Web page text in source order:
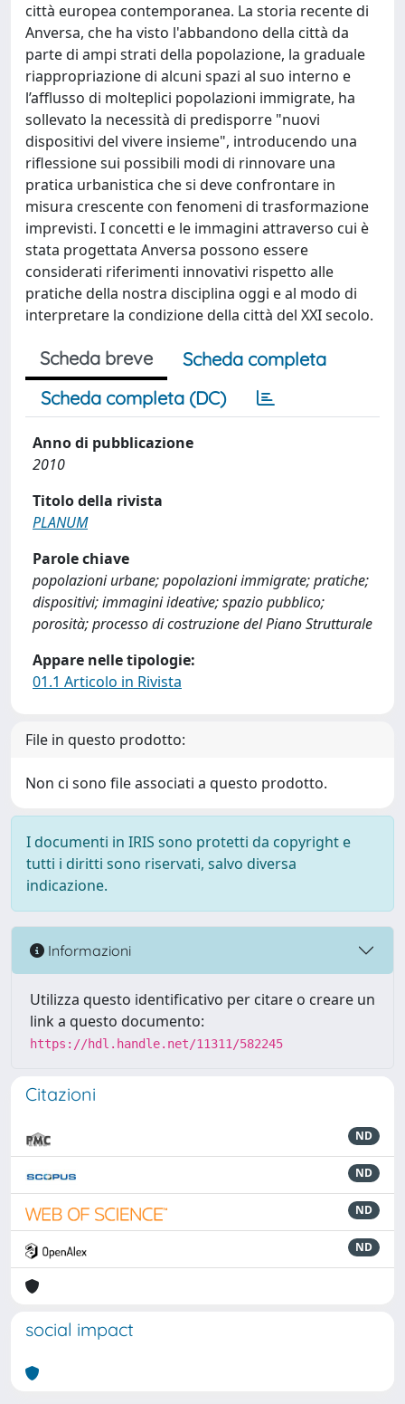
città europea contemporanea. La storia recente di
Anversa, che ha visto l'abbandono della città da
parte di ampi strati della popolazione, la graduale
riappropriazione di alcuni spazi al suo interno e
l’afflusso di molteplici popolazioni immigrate, ha
sollevato la necessità di predisporre "nuovi
dispositivi del vivere insieme", introducendo una
riflessione sui possibili modi di rinnovare una
pratica urbanistica che si deve confrontare in
misura crescente con fenomeni di trasformazione
imprevisti. I concetti e le immagini attraverso cui è
stata progettata Anversa possono essere
considerati riferimenti innovativi rispetto alle
pratiche della nostra disciplina oggi e al modo di
interpretare la condizione della città del XXI secolo.
Scheda breve
Scheda completa
Scheda completa (DC)
Anno di pubblicazione
2010
Titolo della rivista
PLANUM
Parole chiave
popolazioni urbane; popolazioni immigrate; pratiche;
dispositivi; immagini ideative; spazio pubblico;
porosità; processo di costruzione del Piano Strutturale
Appare nelle tipologie:
01.1 Articolo in Rivista
File in questo prodotto:
Non ci sono file associati a questo prodotto.
I documenti in IRIS sono protetti da copyright e
tutti i diritti sono riservati, salvo diversa
indicazione.
Informazioni
Utilizza questo identificativo per citare o creare un
link a questo documento:
https://hdl.handle.net/11311/582245
Citazioni
ND
ND
ND
ND
social impact